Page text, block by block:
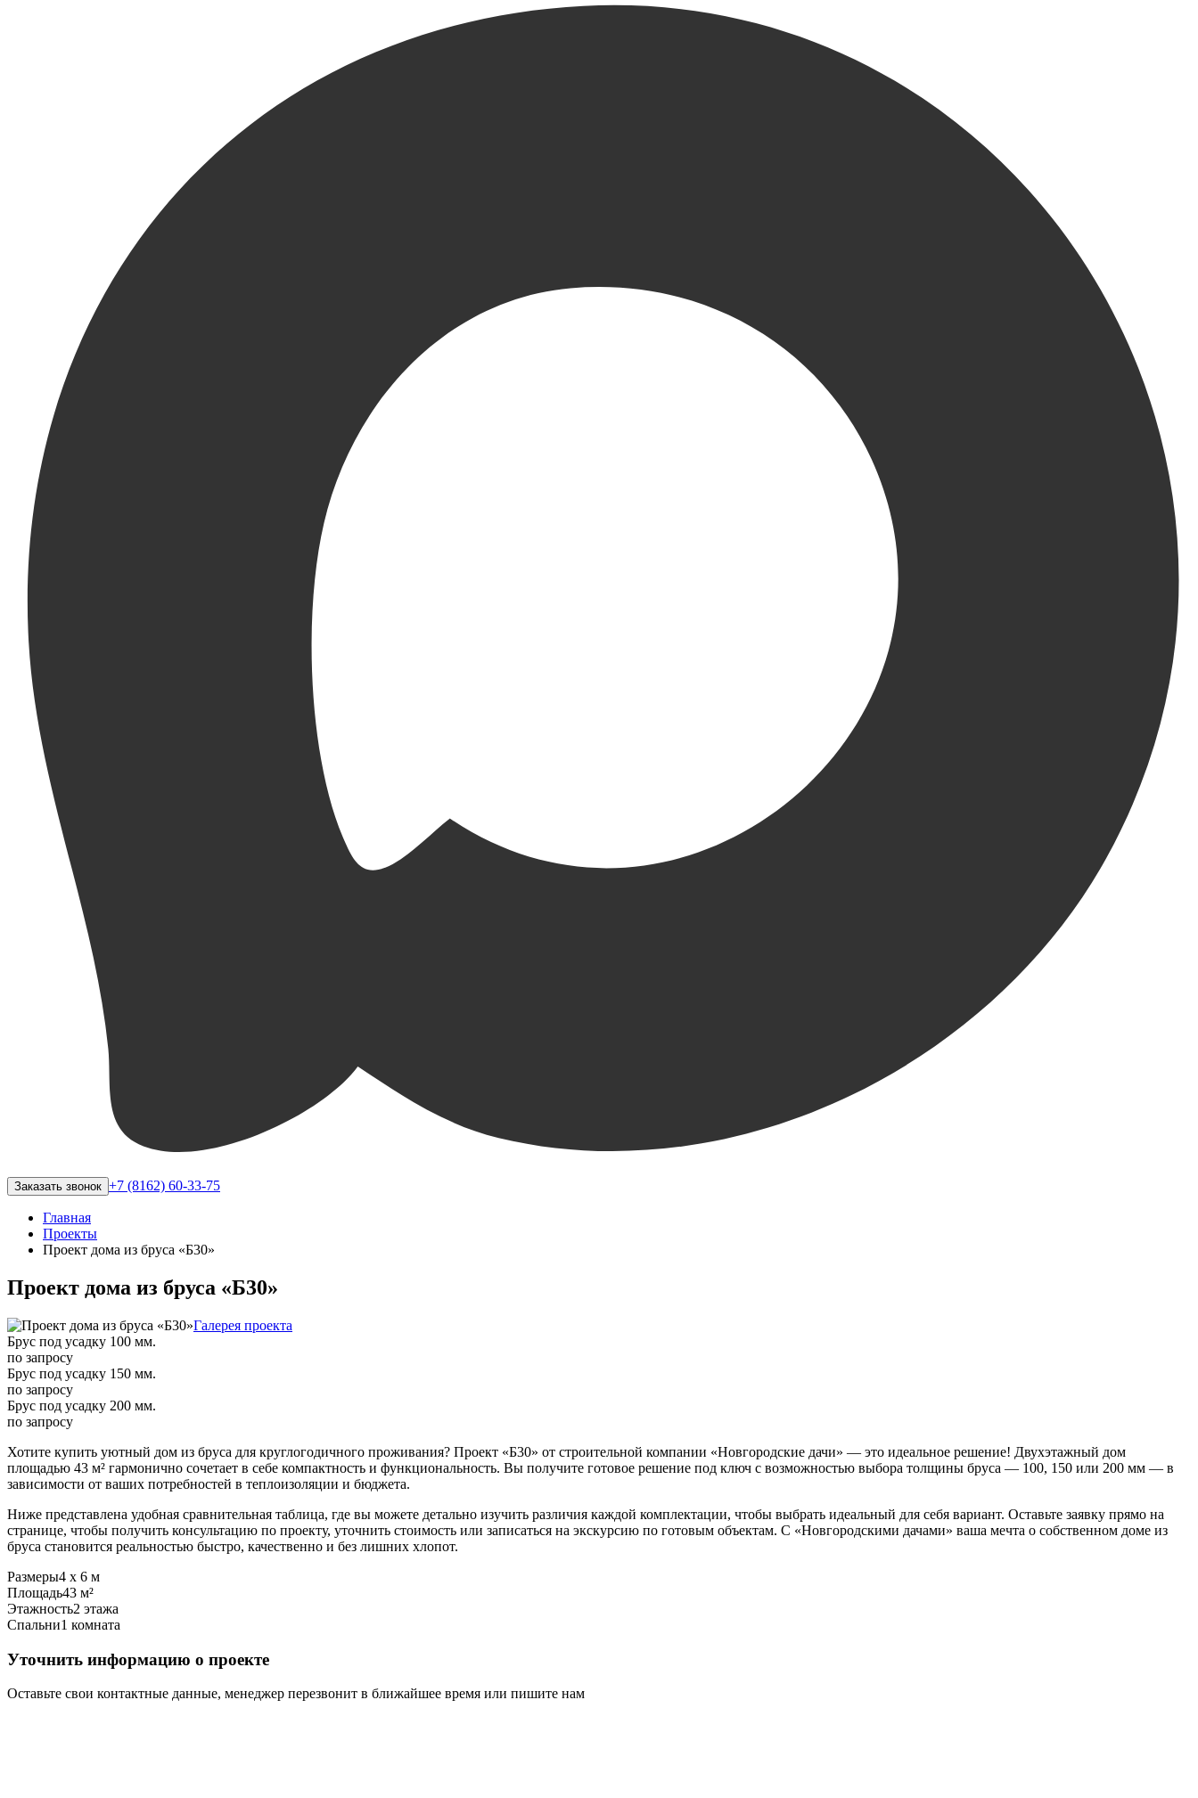
Заказать звонок +7 (8162) 60-33-75
Главная
Проекты
Проект дома из бруса «Б30»
Проект дома из бруса «Б30»
Галерея проекта
Брус под усадку 100 мм.
по запросу
Брус под усадку 150 мм.
по запросу
Брус под усадку 200 мм.
по запросу
Хотите купить уютный дом из бруса для круглогодичного проживания? Проект «Б30» от строительной компании «Новгородские дачи» — это идеальное решение! Двухэтажный дом
площадью 43 м² гармонично сочетает в себе компактность и функциональность. Вы получите готовое решение под ключ с возможностью выбора толщины бруса — 100, 150 или 200 мм — в
зависимости от ваших потребностей в теплоизоляции и бюджета.
Ниже представлена удобная сравнительная таблица, где вы можете детально изучить различия каждой комплектации, чтобы выбрать идеальный для себя вариант. Оставьте заявку прямо на
странице, чтобы получить консультацию по проекту, уточнить стоимость или записаться на экскурсию по готовым объектам. С «Новгородскими дачами» ваша мечта о собственном доме из
бруса становится реальностью быстро, качественно и без лишних хлопот.
Размеры4 х 6 м
Площадь43 м²
Этажность2 этажа
Спальни1 комната
Уточнить информацию о проекте
Оставьте свои контактные данные, менеджер перезвонит в ближайшее время или пишите нам